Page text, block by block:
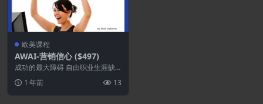
欧美课程
AWAI-营销信心 ($497)
成功的最大障碍 自由职业生涯缺
让您立即联系 ...
1 年前 13